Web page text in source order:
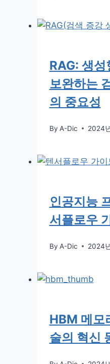
RAG: 생
보완하는
의 중요성
By A-Dic 2024
인공지능
서플로우
By A-Dic 2024
HBM 메모
술의 혁신